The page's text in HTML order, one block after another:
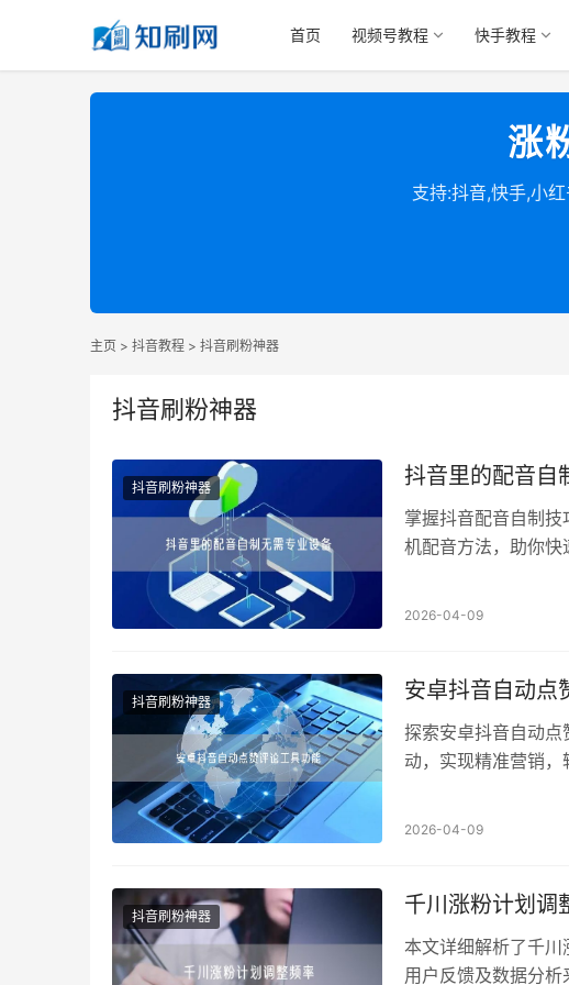
首页 视频号教程 快手教程
涨
支持:抖音,快手,小
主页 > 抖音教程 > 抖音刷粉神器
抖音刷粉神器
抖音刷粉神器 抖音里的配音自
掌握抖音配音自制
机配音方法，助你快
2026-04-09
抖音刷粉神器 安卓抖音自动点
探索安卓抖音自动
动，实现精准营销，
2026-04-09
抖音刷粉神器 千川涨粉计划调
本文详细解析了千川
用户反馈及数据分